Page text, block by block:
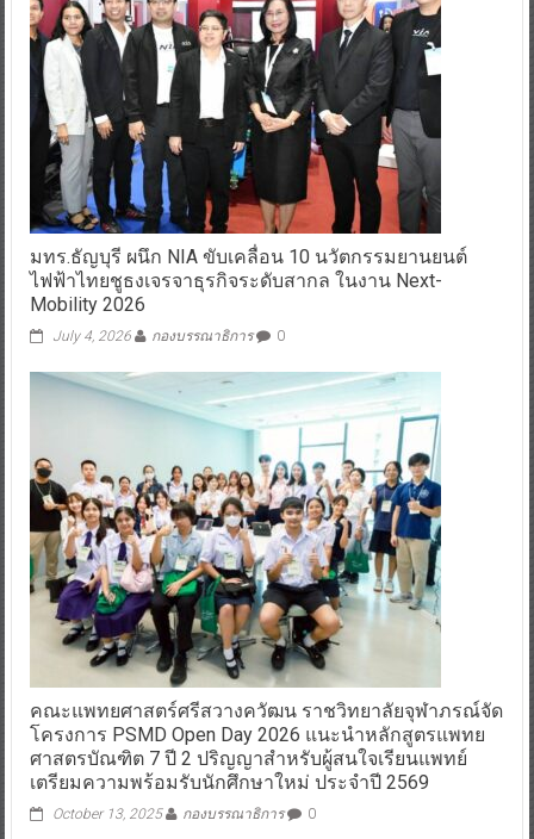
มทร.ธัญบุรี ผนึก NIA ขับเคลื่อน 10 นวัตกรรมยานยนต์
ไฟฟ้าไทยชูธงเจรจาธุรกิจระดับสากล ในงาน Next-
Mobility 2026
July 4, 2026 กองบรรณาธิการ 0
คณะแพทยศาสตร์ศรีสวางควัฒน ราชวิทยาลัยจุฬาภรณ์จัด
โครงการ PSMD Open Day 2026 แนะนำหลักสูตรแพทย
ศาสตรบัณฑิต 7 ปี 2 ปริญญาสำหรับผู้สนใจเรียนแพทย์
เตรียมความพร้อมรับนักศึกษาใหม่ ประจำปี 2569
October 13, 2025 กองบรรณาธิการ 0